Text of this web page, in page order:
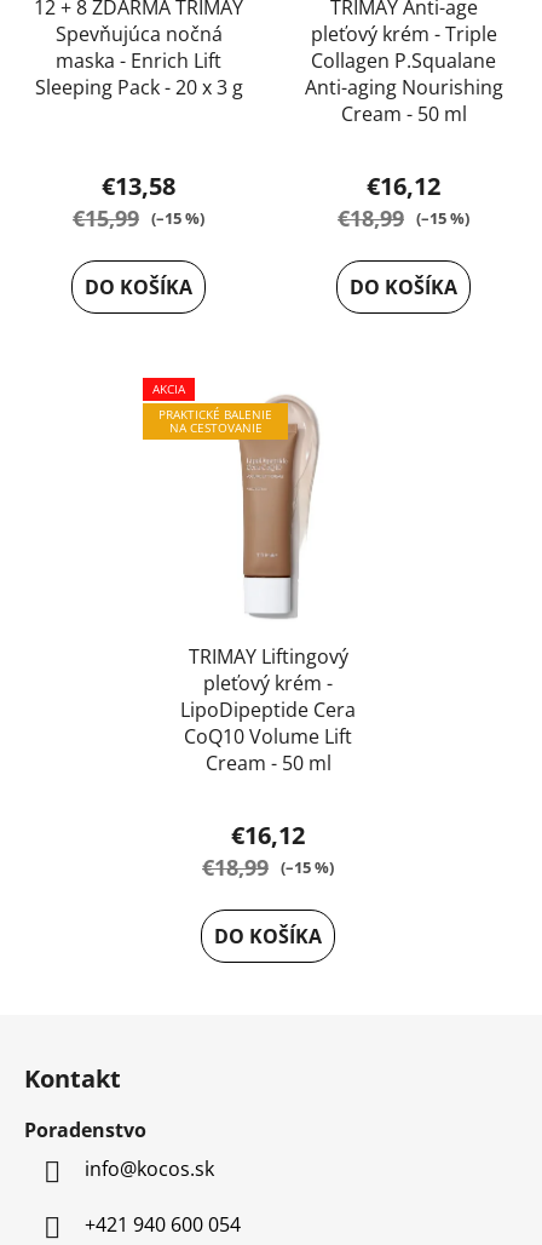
12 + 8 ZDARMA TRIMAY
Spevňujúca nočná
maska - Enrich Lift
Sleeping Pack - 20 x 3 g
produktu
5,0
z
€13,58
€15,99 (–15 %)
DO KOŠÍKA
TRIMAY Anti-age
pleťový krém - Triple
Collagen P.Squalane
Anti-aging Nourishing
Cream - 50 ml
€16,12
€18,99 (–15 %)
DO KOŠÍKA
AKCIA
PRAKTICKÉ BALENIE
NA CESTOVANIE
TRIMAY Liftingový
pleťový krém -
LipoDipeptide Cera
CoQ10 Volume Lift
Cream - 50 ml
€16,12
€18,99 (–15 %)
DO KOŠÍKA
Kontakt
Poradenstvo
info@kocos.sk
+421 940 600 054